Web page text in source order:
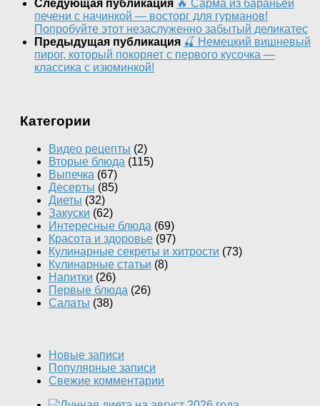
Следующая публикация 🔥 Сарма из бараньей
печени с начинкой — восторг для гурманов!
Попробуйте этот незаслуженно забытый деликатес
Предыдущая публикация 🍒 Немецкий вишневый
пирог, который покоряет с первого кусочка —
классика с изюминкой!
Категории
Видео рецепты (2)
Вторые блюда (115)
Выпечка (67)
Десерты (85)
Диеты (32)
Закуски (62)
Интересные блюда (69)
Красота и здоровье (97)
Кулинарные секреты и хитрости (73)
Кулинарные статьи (8)
Напитки (26)
Первые блюда (26)
Салаты (38)
Новые записи
Популярные записи
Свежие комментарии